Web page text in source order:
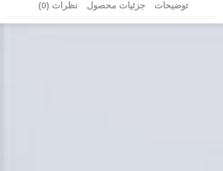
توضیحات جزئیات محصول نظرات (0)